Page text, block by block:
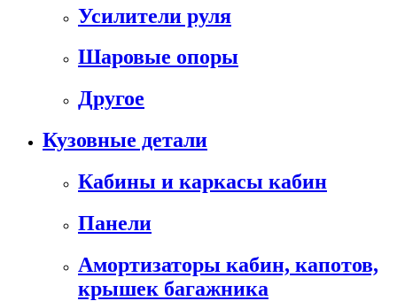
Усилители руля
Шаровые опоры
Другое
Кузовные детали
Кабины и каркасы кабин
Панели
Амортизаторы кабин, капотов,
крышек багажника